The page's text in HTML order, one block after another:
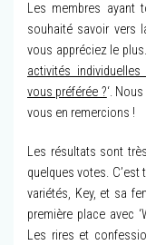
Les membres ayant
souhaité savoir vers
vous appréciez le
activités
vous préférée ?‘.
vous en remercions !
Les résultats sont
quelques votes.
variétés, Key, et sa
première place avec
Les rires et